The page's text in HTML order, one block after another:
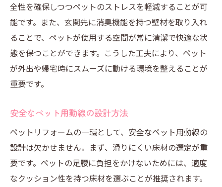
滑りにくさと耐久性を両立する床材とは
ペットに優しい消臭壁材の選定ポイント
床材選びがペットの健康に与える影響
消臭効果を最大限に引き出す方法
ペットのための玄関先リフォームで暮らしを豊
かに
ペットリフォームがもたらす生活の変化
日々の暮らしを豊かにするための工夫
リフォームによるペットとの絆の深まり
全性を確保しつつペットのストレスを軽減することが可
能です。また、玄関先に消臭機能を持つ壁材を取り入れ
ることで、ペットが使用する空間が常に清潔で快適な状
態を保つことができます。こうした工夫により、ペット
が外出や帰宅時にスムーズに動ける環境を整えることが
重要です。
安全なペット用動線の設計方法
ペットリフォームの一環として、安全なペット用動線の
設計は欠かせません。まず、滑りにくい床材の選定が重
要です。ペットの足腰に負担をかけないためには、適度
なクッション性を持つ床材を選ぶことが推奨されます。